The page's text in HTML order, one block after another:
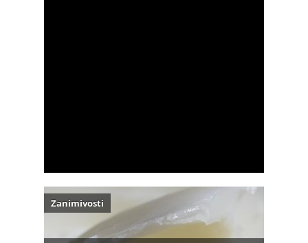
Zanimivosti